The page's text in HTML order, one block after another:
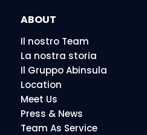
ABOUT
Il nostro Team
La nostra storia
Il Gruppo Abinsula
Location
Meet Us
Press & News
Team As Service